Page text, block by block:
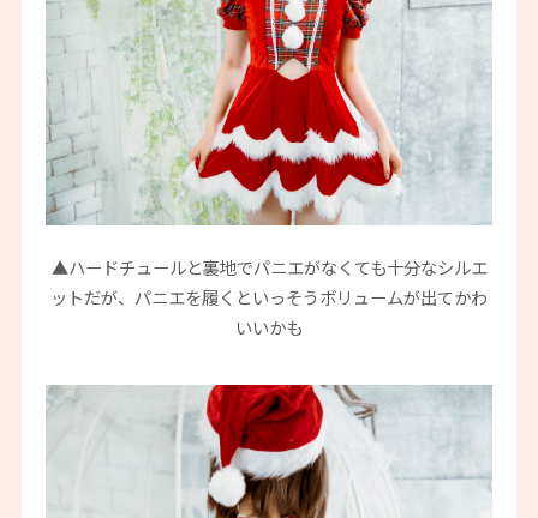
▲ハードチュールと裏地でパニエがなくても十分なシルエ
ットだが、パニエを履くといっそうボリュームが出てかわ
いいかも